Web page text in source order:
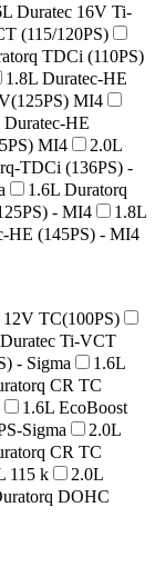
Duratec 16V Ti-
(115/120PS)
TDCi (110PS)
1.8L Duratec-HE
MI4
Duratec-HE
MI4
2.0L
TDCi (136PS) -
1.6L Duratorq
- MI4
1.8L
HE (145PS) - MI4
TC(100PS)
Ti-VCT
- Sigma
1.6L
CR TC
1.6L EcoBoost
Sigma
2.0L
CR TC
115 k
2.0L
DOHC